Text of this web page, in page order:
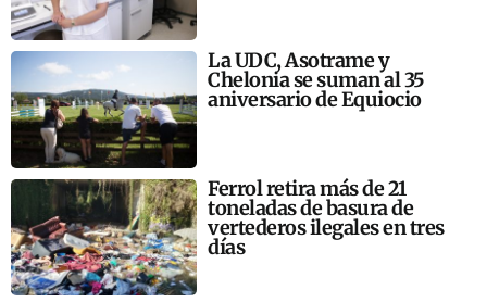
La UDC, Asotrame y
Chelonia se suman al 35
aniversario de Equiocio
Ferrol retira más de 21
toneladas de basura de
vertederos ilegales en tres
días